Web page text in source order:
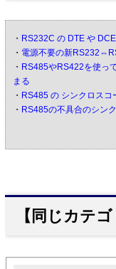
・ RS232C の DTE や
・ 電源不要の新
・ RS485やRS422を使っ
まる
・ RS485 の シンクロスコ
・ RS485の不具合のシン
【同じカテゴ